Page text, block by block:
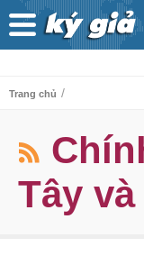
Trang chủ /
Tây